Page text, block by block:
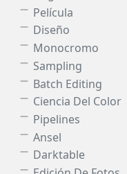
Película
Diseño
Monocromo
Sampling
Batch Editing
Ciencia Del Color
Pipelines
Ansel
Darktable